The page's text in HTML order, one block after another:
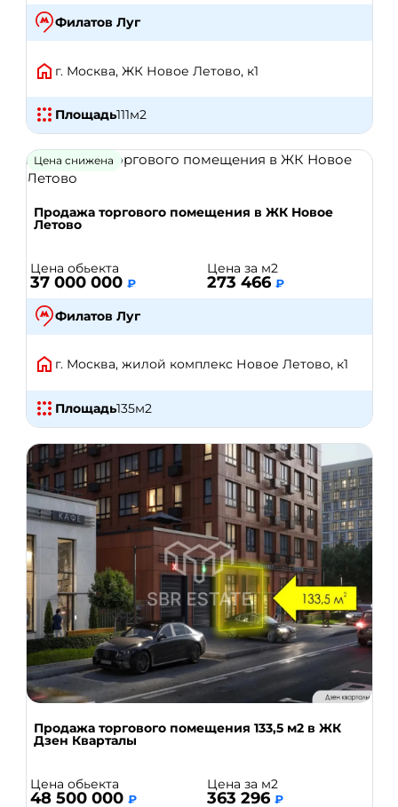
Филатов Луг
г. Москва, ЖК Новое Летово, к1
Площадь111м2
Цена снижена
Продажа торгового помещения в ЖК Новое
Летово
Цена обьекта
37 000 000 ₽
Цена за м2
273 466 ₽
Филатов Луг
г. Москва, жилой комплекс Новое Летово, к1
Площадь135м2
Продажа торгового помещения 133,5 м2 в ЖК
Дзен Кварталы
Цена обьекта
48 500 000 ₽
Цена за м2
363 296 ₽